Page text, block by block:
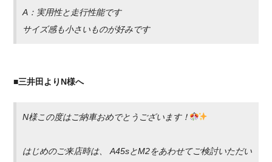
A：実用性と走行性能です
サイズ感も小さいものが好みです
■三井田よりN様へ
N様この度はご納車おめでとうございます！
はじめのご来店時は、 A45sとM2をあわせてご検討いただい